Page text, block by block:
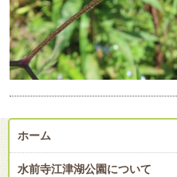
ホーム
水前寺江津湖公園について